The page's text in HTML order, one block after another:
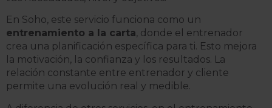
En Soho, este servicio funciona como un
entrenamiento a la carta, donde el entrenador
crea una planificación específica para ti. Esto mejora
la motivación, la confianza y los resultados. La
relación constante entre entrenador y cliente
permite una evolución real y medible.